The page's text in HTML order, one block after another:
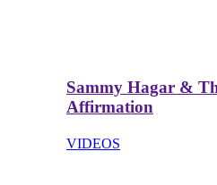
Sammy Hagar &
Affirmation
VIDEOS